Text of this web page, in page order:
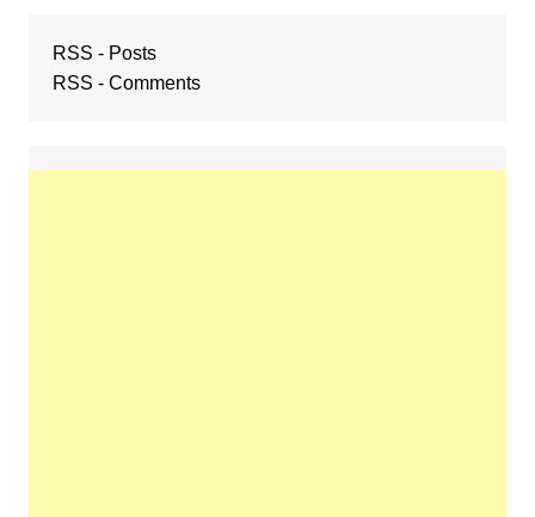
RSS - Posts
RSS - Comments